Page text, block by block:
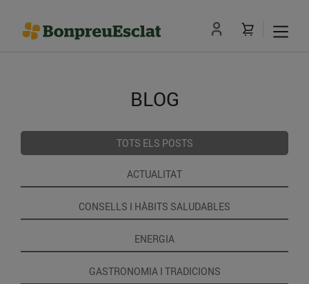
BLOG
TOTS ELS POSTS
ACTUALITAT
CONSELLS I HÀBITS SALUDABLES
ENERGIA
GASTRONOMIA I TRADICIONS